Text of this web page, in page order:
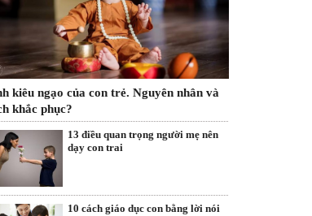
kiêu ngạo của con trẻ. Nguyên nhân và
khắc phục?
13 điều quan trọng người mẹ nên
dạy con trai
10 cách giáo dục con bằng lời nói